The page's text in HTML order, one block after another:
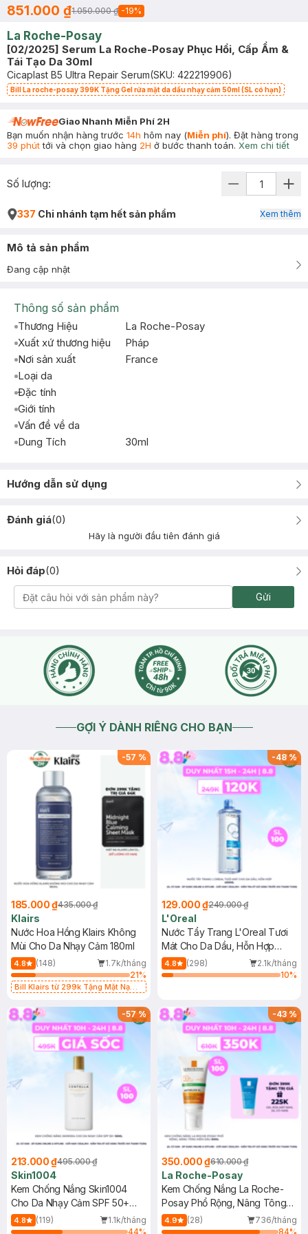
851.000 ₫1.050.000 ₫ -19%
La Roche-Posay
[02/2025] Serum La Roche-Posay Phục Hồi, Cấp Ẩm &
Tái Tạo Da 30ml
Cicaplast B5 Ultra Repair Serum(SKU: 422219906)
Bill La roche-posay 399K Tặng Gel rửa mặt da dầu nhạy cảm 50ml (SL có hạn)
Giao Nhanh Miễn Phí 2H
Bạn muốn nhận hàng trước 14h hôm nay (Miễn phí). Đặt hàng trong
39 phúttới và chọn giao hàng 2H ở bước thanh toán. Xem chi tiết
Số lượng:
337 Chi nhánh tạm hết sản phẩm Xem thêm
Mô tả sản phẩm
Đang cập nhật
Thông số sản phẩm
Thương Hiệu
La Roche-Posay
Xuất xứ thương hiệu
Pháp
Nơi sản xuất
France
Loại da
Đặc tính
Giới tính
Vấn đề về da
Dung Tích
30ml
Hướng dẫn sử dụng
Đánh giá(0)
Hãy là người đầu tiên đánh giá
Hỏi đáp(0)
Gửi
GỢI Ý DÀNH RIÊNG CHO BẠN
-57 %
185.000 ₫435.000 ₫
Klairs
Nước Hoa Hồng Klairs Không
Mùi Cho Da Nhạy Cảm 180ml
4.8 (148)
1.7k/tháng
21%
Bill Klairs từ 299k Tặng Mặt Nạ
25ml (SL Có Hạn)
-48%
129.000 ₫249.000 ₫
L'Oreal
Nước Tẩy Trang L'Oreal Tươi
Mát Cho Da Dầu, Hỗn Hợp
400ml
4.8 (298)
2.1k/tháng
10%
-57%
213.000 ₫495.000 ₫
Skin1004
Kem Chống Nắng Skin1004
Cho Da Nhạy Cảm SPF 50+
50ml
4.8 (119)
1.1k/tháng
44%
-43%
350.000 ₫610.000 ₫
La Roche-Posay
Kem Chống Nắng La Roche-
Posay Phổ Rộng, Nâng Tông
Kiềm Dầu 50ml
4.9 (28)
736/tháng
84%